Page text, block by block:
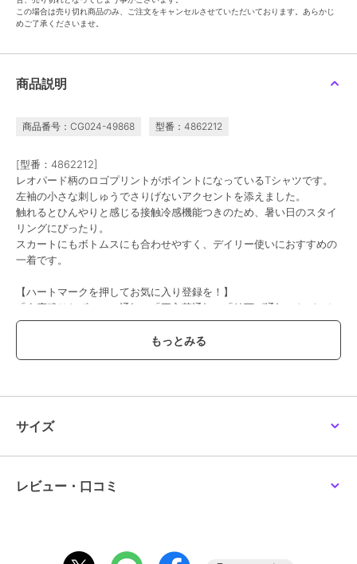
この場合は売り切れ商品のみ、ご注文をキャンセルさせていただいております。あらかじ
めご了承くださいませ。
商品説明
商品番号：CG024-49868 型番：4862212
[型番：4862212]
レオパード柄のロゴプリントがポイントになっているTシャツです。
左袖の小さな刺しゅうでさりげないアクセントを添えました。
触れるとひんやりと感じる接触冷感機能つきのため、暑い日のスタイ
リングにぴったり。
スカートにもボトムスにも合わせやすく、デイリー使いにおすすめの
一着です。
【ハートマークを押してお気に入り登録を！】
「在庫残りわずか」の通知、「再入荷通知」「値下げ通知」など、お
得な情報を受け取ることができます！！気になったアイテムは今すぐ
〈お気に入り登録〉をお忘れなく★★
子のブランドです。
Mサイズ 150～160 Lサイズ 160～
【生地の厚さ】普通
サイズ
レビュー・口コミ